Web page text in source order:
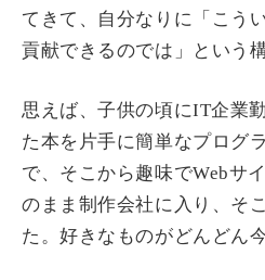
てきて、自分なりに「こう
貢献できるのでは」という
思えば、子供の頃にIT企業
た本を片手に簡単なプログ
で、そこから趣味でWebサ
のまま制作会社に入り、そ
た。好きなものがどんどん